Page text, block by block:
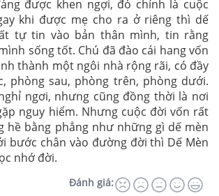
được khen ngợi, đó chính là cuộc
khi được mẹ cho ra ở riêng thì dế
tự tin vào bản thân mình, tin rằng
sống tốt. Chú đã đào cái hang vốn
thành một ngôi nhà rộng rãi, có đầy
phòng sau, phòng trên, phòng dưới.
ngơi, nhưng cũng đồng thời là nơi
nguy hiểm. Nhưng cuộc đời vốn rất
hề bằng phẳng như những gì dế mèn
bước chân vào đường đời thì Dế Mèn
nhớ đời.
Đánh giá: